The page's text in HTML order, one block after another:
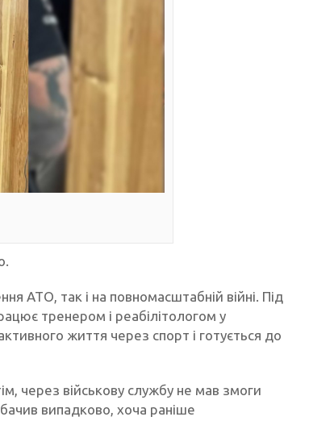
АТО, так і на повномасштабній війні. Під
тренером і реабілітологом у
життя через спорт і готується до
через військову службу не мав змоги
випадково, хоча раніше